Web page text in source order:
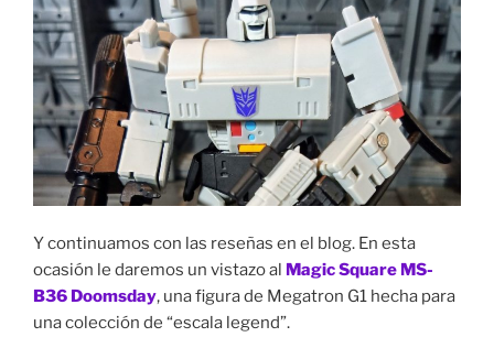
Y continuamos con las reseñas en el blog. En esta
ocasión le daremos un vistazo al Magic Square MS-
B36 Doomsday, una figura de Megatron G1 hecha para
una colección de “escala legend”.